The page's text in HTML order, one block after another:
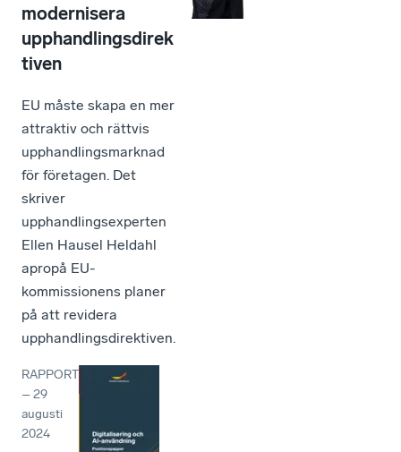
modernisera
upphandlingsdirek
tiven
EU måste skapa en mer
attraktiv och rättvis
upphandlingsmarknad
för företagen. Det
skriver
upphandlingsexperten
Ellen Hausel Heldahl
apropå EU-
kommissionens planer
på att revidera
upphandlingsdirektiven.
RAPPORT
–29
augusti
2024